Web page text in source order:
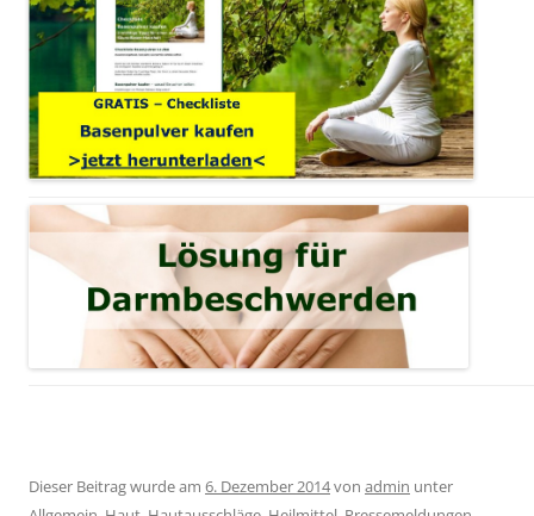
Dieser Beitrag wurde am 6. Dezember 2014von admin unter